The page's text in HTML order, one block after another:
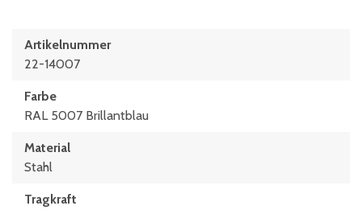
Artikelnummer
22-14007
Farbe
RAL 5007 Brillantblau
Material
Stahl
Tragkraft